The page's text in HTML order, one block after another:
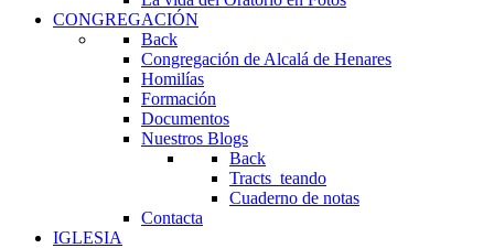
CONGREGACIÓN
Back
Congregación de Alcalá de Henares
Homilías
Formación
Documentos
Nuestros Blogs
Back
Tracts_teando
Cuaderno de notas
Contacta
IGLESIA